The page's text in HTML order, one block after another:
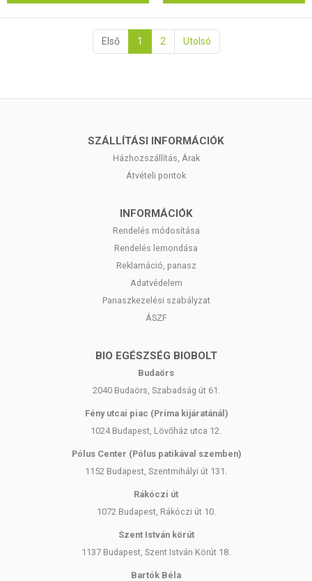
Első 1 2 Utolsó
SZÁLLÍTÁSI INFORMÁCIÓK
Házhozszállítás, Árak
Átvételi pontok
INFORMÁCIÓK
Rendelés módosítása
Rendelés lemondása
Reklamáció, panasz
Adatvédelem
Panaszkezelési szabályzat
ÁSZF
BIO EGÉSZSÉG BIOBOLT
Budaörs
2040 Budaörs, Szabadság út 61.
Fény utcai piac (Príma kijáratánál)
1024 Budapest, Lövőház utca 12.
Pólus Center (Pólus patikával szemben)
1152 Budapest, Szentmihályi út 131.
Rákóczi út
1072 Budapest, Rákóczi út 10.
Szent István körút
1137 Budapest, Szent István Körút 18.
Bartók Béla